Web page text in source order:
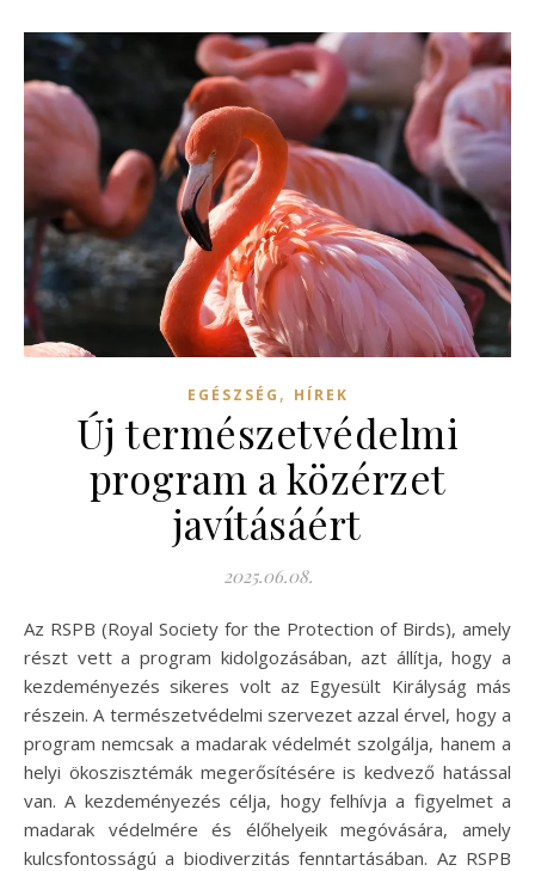
EGÉSZSÉG , HÍREK
Új természetvédelmi
program a közérzet
javításáért
2025.06.08.
Az RSPB (Royal Society for the Protection of Birds), amely
részt vett a program kidolgozásában, azt állítja, hogy a
kezdeményezés sikeres volt az Egyesült Királyság más
részein. A természetvédelmi szervezet azzal érvel, hogy a
program nemcsak a madarak védelmét szolgálja, hanem a
helyi ökoszisztémák megerősítésére is kedvező hatással
van. A kezdeményezés célja, hogy felhívja a figyelmet a
madarak védelmére és élőhelyeik megóvására, amely
kulcsfontosságú a biodiverzitás fenntartásában. Az RSPB